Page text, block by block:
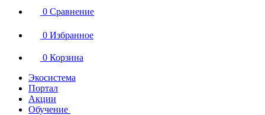
0 Сравнение
0 Избранное
0 Корзина
Экосистема
Портал
Акции
Обучение